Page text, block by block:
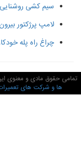
سیم کشی روشنایی
لامپ پرژکتور
چراغ راه پله
حقوق مادی و معنوی این
ها و شرکت های تعمیرات